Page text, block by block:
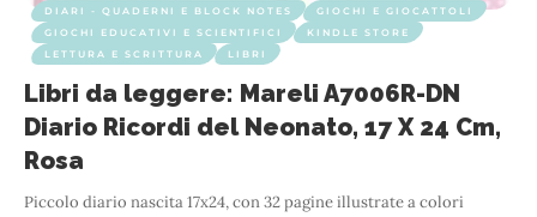
DIARI - QUADERNI E BLOCK NOTES
GIOCHI E GIOCATTOLI
GIOCHI EDUCATIVI E SCIENTIFICI
KINDLE STORE
LETTURA E SCRITTURA
LIBRI
Libri da leggere: Mareli A7006R-DN
Diario Ricordi del Neonato, 17 X 24 Cm,
Rosa
Piccolo diario nascita 17x24, con 32 pagine illustrate a colori